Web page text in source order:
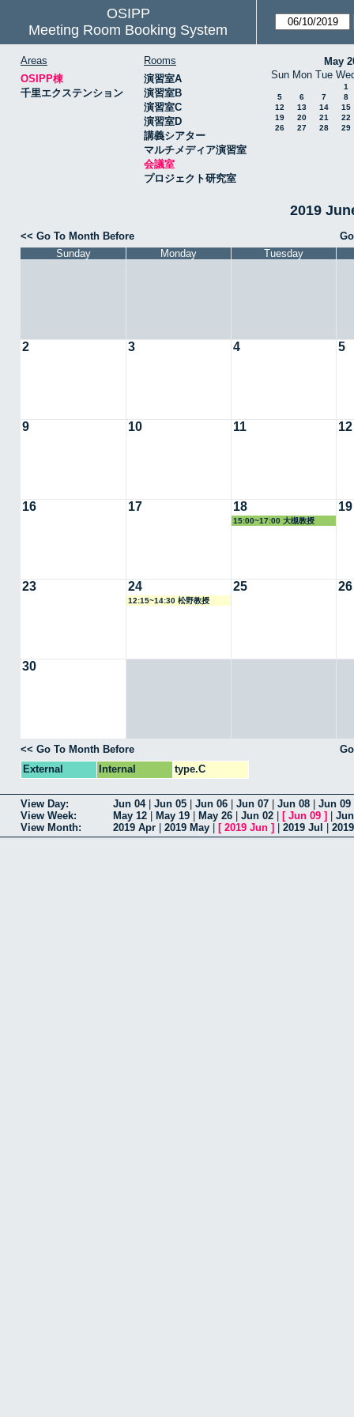
OSIPP
Meeting Room Booking System
Areas
OSIPP棟
千里エクステンション
Rooms
演習室A
演習室B
演習室C
演習室D
講義シアター
マルチメディア演習室
会議室
プロジェクト研究室
May
Sun Mon Tue
1
5
6 7
8
12
13 14
15
19
20 21
22
26
27 28 29
2019
<< Go To Month Before
Sunday
Monday Tuesday
2 3 4 5
9 10 11 12
16 17 18
15:00~17:00 大槻教授
19
23 24
12:15~14:30 松野教授
25 26
30
<< Go To Month Before
External
Internal type.C
View Day: Jun 04| Jun 05 Jun 06 Jun 07 Jun 08 Jun 09
View Week:
May 12 May 19 May 26 Jun 02 [ Jun 09 ]
View Month:
2019 Apr 2019 May [ 2019 Jun ] 2019 Jul